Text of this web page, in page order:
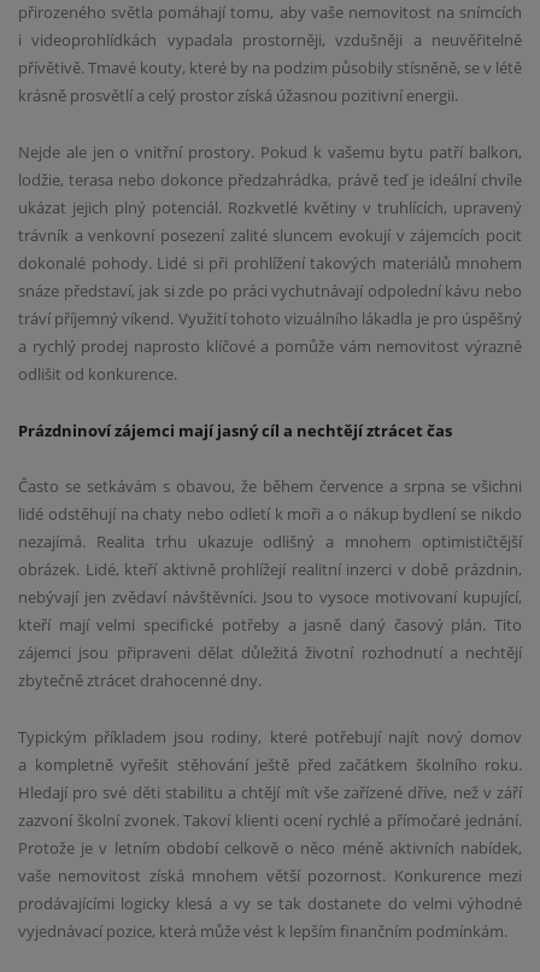
přirozeného světla pomáhají tomu, aby vaše nemovitost na snímcích
i videoprohlídkách vypadala prostorněji, vzdušněji a neuvěřitelně
přívětivě. Tmavé kouty, které by na podzim působily stísněně, se v létě
krásně prosvětlí a celý prostor získá úžasnou pozitivní energii.
Nejde ale jen o vnitřní prostory. Pokud k vašemu bytu patří balkon,
lodžie, terasa nebo dokonce předzahrádka, právě teď je ideální chvíle
ukázat jejich plný potenciál. Rozkvetlé květiny v truhlících, upravený
trávník a venkovní posezení zalité sluncem evokují v zájemcích pocit
dokonalé pohody. Lidé si při prohlížení takových materiálů mnohem
snáze představí, jak si zde po práci vychutnávají odpolední kávu nebo
tráví příjemný víkend. Využití tohoto vizuálního lákadla je pro úspěšný
a rychlý prodej naprosto klíčové a pomůže vám nemovitost výrazně
odlišit od konkurence.
Prázdninoví zájemci mají jasný cíl a nechtějí ztrácet čas
Často se setkávám s obavou, že během července a srpna se všichni
lidé odstěhují na chaty nebo odletí k moři a o nákup bydlení se nikdo
nezajímá. Realita trhu ukazuje odlišný a mnohem optimističtější
obrázek. Lidé, kteří aktivně prohlížejí realitní inzerci v době prázdnin,
nebývají jen zvědaví návštěvníci. Jsou to vysoce motivovaní kupující,
kteří mají velmi specifické potřeby a jasně daný časový plán. Tito
zájemci jsou připraveni dělat důležitá životní rozhodnutí a nechtějí
zbytečně ztrácet drahocenné dny.
Typickým příkladem jsou rodiny, které potřebují najít nový domov
a kompletně vyřešit stěhování ještě před začátkem školního roku.
Hledají pro své děti stabilitu a chtějí mít vše zařízené dříve, než v září
zazvoní školní zvonek. Takoví klienti ocení rychlé a přímočaré jednání.
Protože je v letním období celkově o něco méně aktivních nabídek,
vaše nemovitost získá mnohem větší pozornost. Konkurence mezi
prodávajícími logicky klesá a vy se tak dostanete do velmi výhodné
vyjednávací pozice, která může vést k lepším finančním podmínkám.